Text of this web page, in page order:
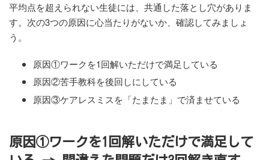
平均点を超えられない生徒には、共通した落とし穴がありま
す。次の3つの原因に心当たりがないか、確認してみましょ
う。
原因①ワークを1回解いただけで満足している
原因②苦手教科を後回しにしている
原因③ケアレスミスを「たまたま」で済ませている
原因①ワークを1回解いただけで満足して